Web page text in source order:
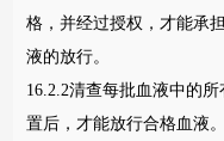
格，并经过授权，才能承
液的放行。
16.2.2清查每批血液中的
置后，才能放行合格血液。